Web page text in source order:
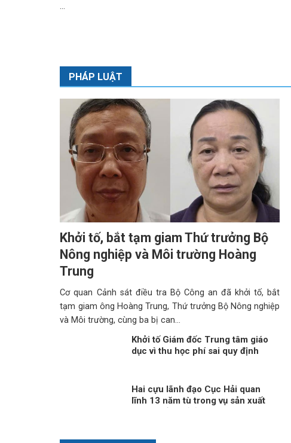
...
PHÁP LUẬT
Khởi tố, bắt tạm giam Thứ trưởng Bộ
Nông nghiệp và Môi trường Hoàng
Trung
Cơ quan Cảnh sát điều tra Bộ Công an đã khởi tố, bắt
tạm giam ông Hoàng Trung, Thứ trưởng Bộ Nông nghiệp
và Môi trường, cùng ba bị can...
Khởi tố Giám đốc Trung tâm giáo
dục vì thu học phí sai quy định
Hai cựu lãnh đạo Cục Hải quan
lĩnh 13 năm tù trong vụ sản xuất